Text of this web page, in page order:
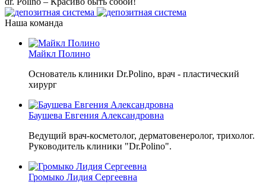
Наша команда
Майкл Полино
Основатель клиники Dr.Polino, врач - пластический
хирург
Баушева Евгения Александровна
Ведущий врач-косметолог, дерматовенеролог, трихолог.
Руководитель клиники "Dr.Polino".
Громыко Лидия Сергеевна